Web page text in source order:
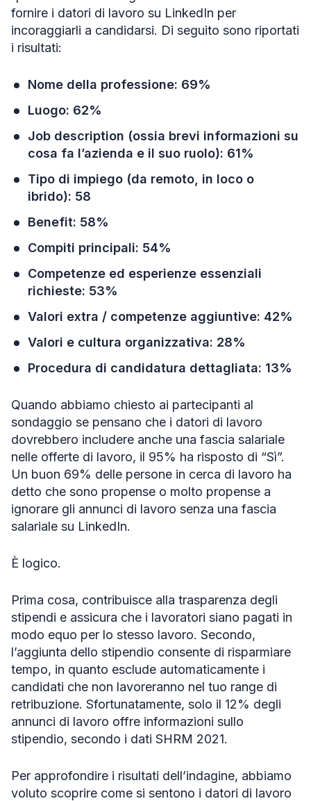
fornire i datori di lavoro su LinkedIn per
incoraggiarli a candidarsi. Di seguito sono riportati
i risultati:
Nome della professione: 69%
Luogo: 62%
Job description (ossia brevi informazioni su
cosa fa l’azienda e il suo ruolo): 61%
Tipo di impiego (da remoto, in loco o
ibrido): 58
Benefit: 58%
Compiti principali: 54%
Competenze ed esperienze essenziali
richieste: 53%
Valori extra / competenze aggiuntive: 42%
Valori e cultura organizzativa: 28%
Procedura di candidatura dettagliata: 13%
Quando abbiamo chiesto ai partecipanti al
sondaggio se pensano che i datori di lavoro
dovrebbero includere anche una fascia salariale
nelle offerte di lavoro, il 95% ha risposto di “Sì”.
Un buon 69% delle persone in cerca di lavoro ha
detto che sono propense o molto propense a
ignorare gli annunci di lavoro senza una fascia
salariale su LinkedIn.
È logico.
Prima cosa, contribuisce alla trasparenza degli
stipendi e assicura che i lavoratori siano pagati in
modo equo per lo stesso lavoro. Secondo,
l’aggiunta dello stipendio consente di risparmiare
tempo, in quanto esclude automaticamente i
candidati che non lavoreranno nel tuo range di
retribuzione. Sfortunatamente, solo il 12% degli
annunci di lavoro offre informazioni sullo
stipendio, secondo i dati SHRM 2021.
Per approfondire i risultati dell’indagine, abbiamo
voluto scoprire come si sentono i datori di lavoro